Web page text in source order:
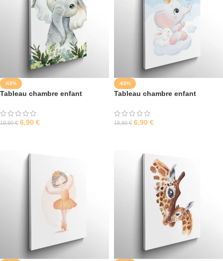
-65%
Tableau chambre enfant
19,90€ 6,90 €
-65%
Tableau chambre enfant
19,90€ 6,90 €